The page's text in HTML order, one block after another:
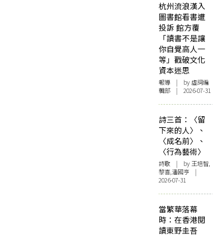
杭州流浪漢入
圖書館看書遭
投訴 館方覆
「讀書不是讓
你自覺高人一
等」戳破文化
資本迷思
報導 | by 虛詞編
輯部 | 2026-07-31
詩三首：〈留
下來的人〉、
〈成名前〉、
〈行為藝術〉
詩歌 | by 王培智,
黎喜,潘國亨 |
2026-07-31
當繁華落幕
時：在香港閱
讀東野圭吾